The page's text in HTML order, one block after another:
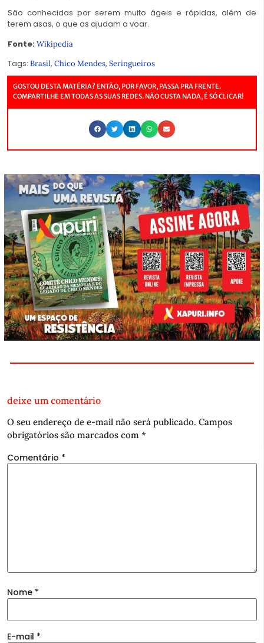
São conhecidas por serem muito ágeis e rápidas, além de
terem asas, o que as ajudam a voar.
Fonte: Wikipedia
Tags: Brasil, Chico Mendes, Seringueiros
GOSTOU DESTA MATÉRIA? ENTÃO, POR FAVOR, PASSA PRA FRENTE.
COMPARTILHE EM TODAS AS SUAS REDES. NÃO CUSTA NADA, É SÓ CLICAR!
deixe um comentário
O seu endereço de e-mail não será publicado. Campos
obrigatórios são marcados com *
Comentário *
Nome *
E-mail *